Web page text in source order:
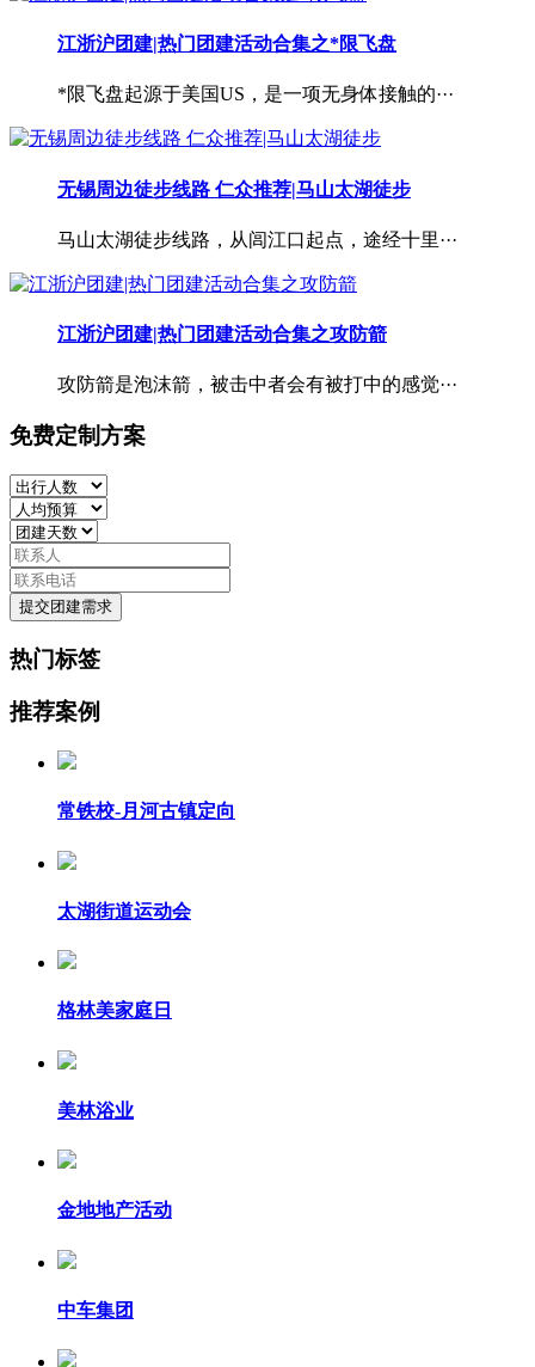
江浙沪团建|热门团建活动合集之*限飞盘
*限飞盘起源于美国US，是一项无身体接触的···
无锡周边徒步线路 仁众推荐|马山太湖徒步
马山太湖徒步线路，从闾江口起点，途经十里···
江浙沪团建|热门团建活动合集之攻防箭
攻防箭是泡沫箭，被击中者会有被打中的感觉···
免费定制方案
提交团建需求
热门标签
推荐案例
常铁校-月河古镇定向
太湖街道运动会
格林美家庭日
美林浴业
金地地产活动
中车集团